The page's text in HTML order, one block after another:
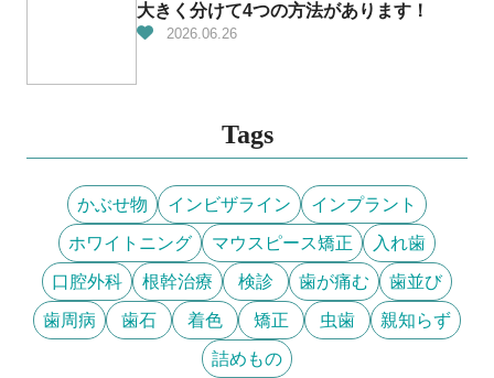
大きく分けて4つの方法があります！
2026.06.26
Tags
かぶせ物 インビザライン インプラント
ホワイトニング マウスピース矯正 入れ歯
口腔外科 根幹治療 検診 歯が痛む 歯並び
歯周病 歯石 着色 矯正 虫歯 親知らず
詰めもの